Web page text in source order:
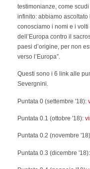
testimonianze, come
infinito: abbiamo
conosciamo i nomi e i
dell’Europa contro il
paesi d’origine, per non
verso l’Europa”.
Questi sono i 6 link alle
Severgnini.
Puntata 0 (settembre '18):
Puntata 0.1 (ottobre '18):
Puntata 0.2 (novembre
Puntata 0.3 (dicembre '18):